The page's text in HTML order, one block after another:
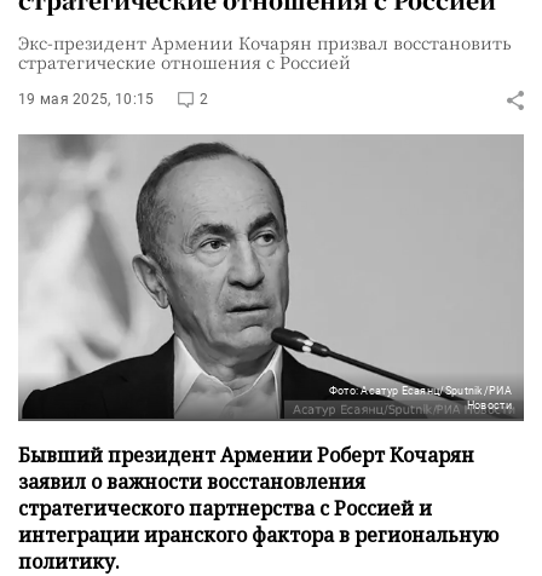
Экс-президент Армении Кочарян призвал восстановить
стратегические отношения с Россией
19 мая 2025, 10:15 2
Фото: Асатур Есаянц/Sputnik/РИА
Новости
Бывший президент Армении Роберт Кочарян
заявил о важности восстановления
стратегического партнерства с Россией и
интеграции иранского фактора в региональную
политику.